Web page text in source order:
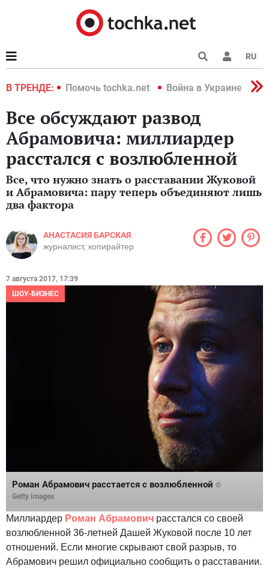
RU
В ТРЕНДЕ:
2022 Помочь tochka.net Война в Украине 2022
Все обсуждают развод
Абрамовича: миллиардер
расстался с возлюбленной
Все, что нужно знать о расставании Жуковой
и Абрамовича: пару теперь объединяют лишь
два фактора
АНАСТАСИЯ БАРСКАЯ
журналист, копирайтер
7 августа 2017, 17:39
ШОУ-БИЗНЕС
Роман Абрамович расстается с возлюбленной ©
Getty Images
Миллиардер Роман Абрамович расстался со своей
возлюбленной 36-летней Дашей Жуковой после 10 лет
отношений. Если многие скрывают свой разрыв, то
Абрамович решил официально сообщить о расставании.